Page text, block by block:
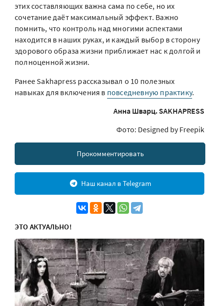
этих составляющих важна сама по себе, но их
сочетание даёт максимальный эффект. Важно
помнить, что контроль над многими аспектами
находится в наших руках, и каждый выбор в сторону
здорового образа жизни приближает нас к долгой и
полноценной жизни.
Ранее Sakhapress рассказывал о 10 полезных
навыках для включения в повседневную практику.
Анна Шварц. SAKHAPRESS
Фото: Designed by Freepik
Прокомментировать
Наш канал в Telegram
ЭТО АКТУАЛЬНО!